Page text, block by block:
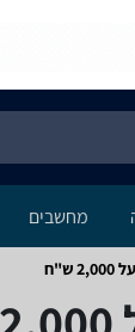
מחשבים